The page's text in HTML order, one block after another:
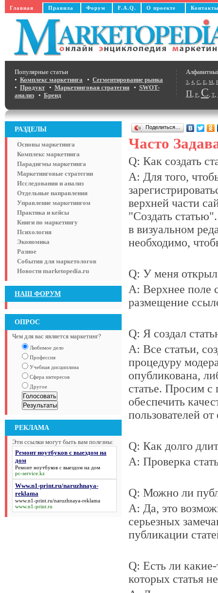
Главная Правила Форум F.A.Q. О проекте
3, 4, C, E, M,
П, Р, С, Т,
Популярные статьи
• Комплекс маркетинга • Сегментирование рынка
• Продукт• Маркетинговая стратегия• SWOT-
анализ• Бренд
РАЗДЕЛЫ
Основы маркетинга
Комплекс маркетинга
Парадигмы маркетинга
Маркетинговые стратегии
Исследования и анализ
Отдельные направления
Управление маркетингом
Практика и кейсы
Книги по маркетингу
Психология
Экономика
Разное
События для маркетологов
Новости marketopedia.ru
НАШ ФОРУМ
ОПРОС
Чем для вас является маркетинг?
Любимое дело
Профессия
Учебная дисциплина
Сфера интересов
Другое
РЕКЛАМА
Эти ссылки могут быть вам полезны:
Ремонт ноутбуков с выездом на
дом
Ремонт ноутбуков с выездом на дом
pc-service.kz
Www.n1-print.ru/naruzhnaya-
reklama
www.n1-print.ru/naruzhnaya-reklama
www.n1-print.ru
Поделиться…
Часто
Q: Как создать
A: Для того,
верхней части
"Создать
в визуальном
необходимо,
Q: У меня
A: Верхнее поле
размещение
Q: Я создал
A: Все статьи,
процедуру
опубликована,
статье. Просим с
обеспечить
пользователей
Q: Как долго
A: Проверка
Q: Можно ли
A: Да, это
серьезных
публикации
Q: Есть ли
которых статья